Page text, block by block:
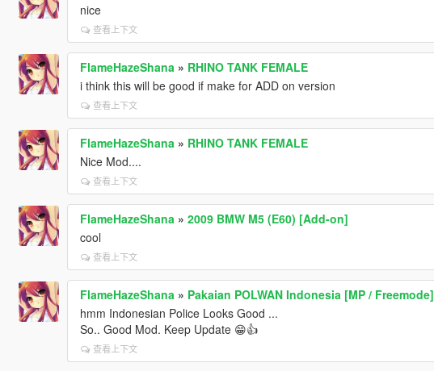
nice
查看上下文
FlameHazeShana » RHINO TANK FEMALE
i think this will be good if make for ADD on version
查看上下文
FlameHazeShana » RHINO TANK FEMALE
Nice Mod....
查看上下文
FlameHazeShana » 2009 BMW M5 (E60) [Add-on]
cool
查看上下文
FlameHazeShana » Pakaian POLWAN Indonesia [MP / Freemode]
hmm Indonesian Police Looks Good ...
So.. Good Mod. Keep Update 😁👍
查看上下文